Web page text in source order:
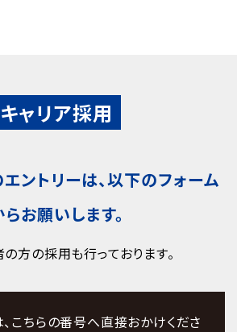
キャリア採用
ントリーは、以下のフォーム
お願いします。
方の採用も行っております。
こちらの番号へ直接おかけくださ